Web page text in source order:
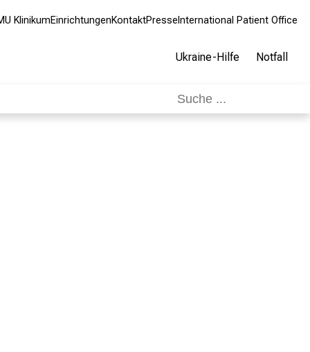
KlinikumEinrichtungenKontaktPresse International Patient Office
Ukraine-Hilfe Notfall